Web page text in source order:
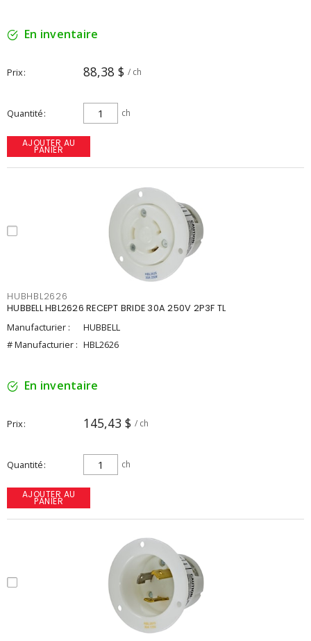
En inventaire
Prix 88,38 $ / ch
Quantité ch
AJOUTER AU
PANIER
HUBHBL2626
HUBBELL HBL2626 RECEPT BRIDE 30A 250V 2P3F TL
Manufacturier :
HUBBELL
# Manufacturier : HBL2626
En inventaire
Prix 145,43 $ / ch
Quantité ch
AJOUTER AU
PANIER